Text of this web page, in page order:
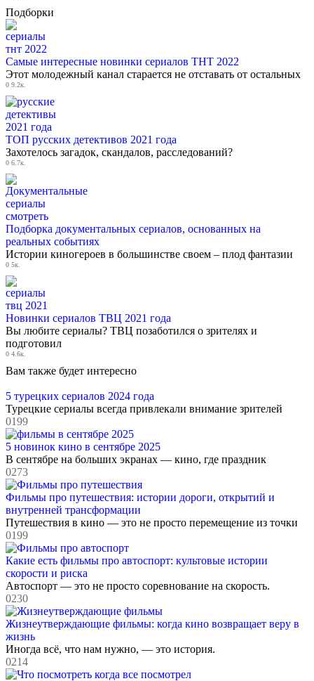
Подборки
Самые интересные новинки сериалов ТНТ 2022
Этот молодежный канал старается не отставать от остальных
0 9.2к.
ТОП русских детективов 2021 года
Захотелось загадок, скандалов, расследований?
0 6.7к.
Подборка документальных сериалов, основанных на
реальных событиях
Истории киногероев в большинстве своем – плод фантазии
0 5к.
Новинки сериалов ТВЦ 2021 года
Вы любите сериалы? ТВЦ позаботился о зрителях и
подготовил
0 4.6к.
Вам также будет интересно
5 турецких сериалов 2024 года
Турецкие сериалы всегда привлекали внимание зрителей
0199
5 новинок кино в сентябре 2025
В сентябре на больших экранах — кино, где праздник
0273
Фильмы про путешествия: истории дороги, открытий и
внутренней трансформации
Путешествия в кино — это не просто перемещение из точки
0199
Какие есть фильмы про автоспорт: культовые истории
скорости и риска
Автоспорт — это не просто соревнование на скорость.
0230
Жизнеутверждающие фильмы: когда кино возвращает веру в
жизнь
Иногда всё, что нам нужно, — это история.
0214